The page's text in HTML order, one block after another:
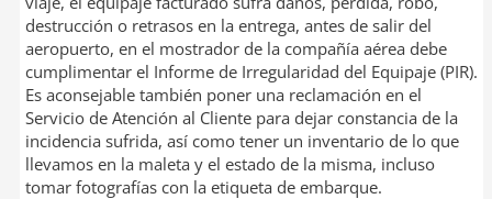
destrucción o retrasos en la entrega, antes de salir del
aeropuerto, en el mostrador de la compañía aérea debe
cumplimentar el Informe de Irregularidad del Equipaje (PIR).
Es aconsejable también poner una reclamación en el
Servicio de Atención al Cliente para dejar constancia de la
incidencia sufrida, así como tener un inventario de lo que
llevamos en la maleta y el estado de la misma, incluso
tomar fotografías con la etiqueta de embarque.